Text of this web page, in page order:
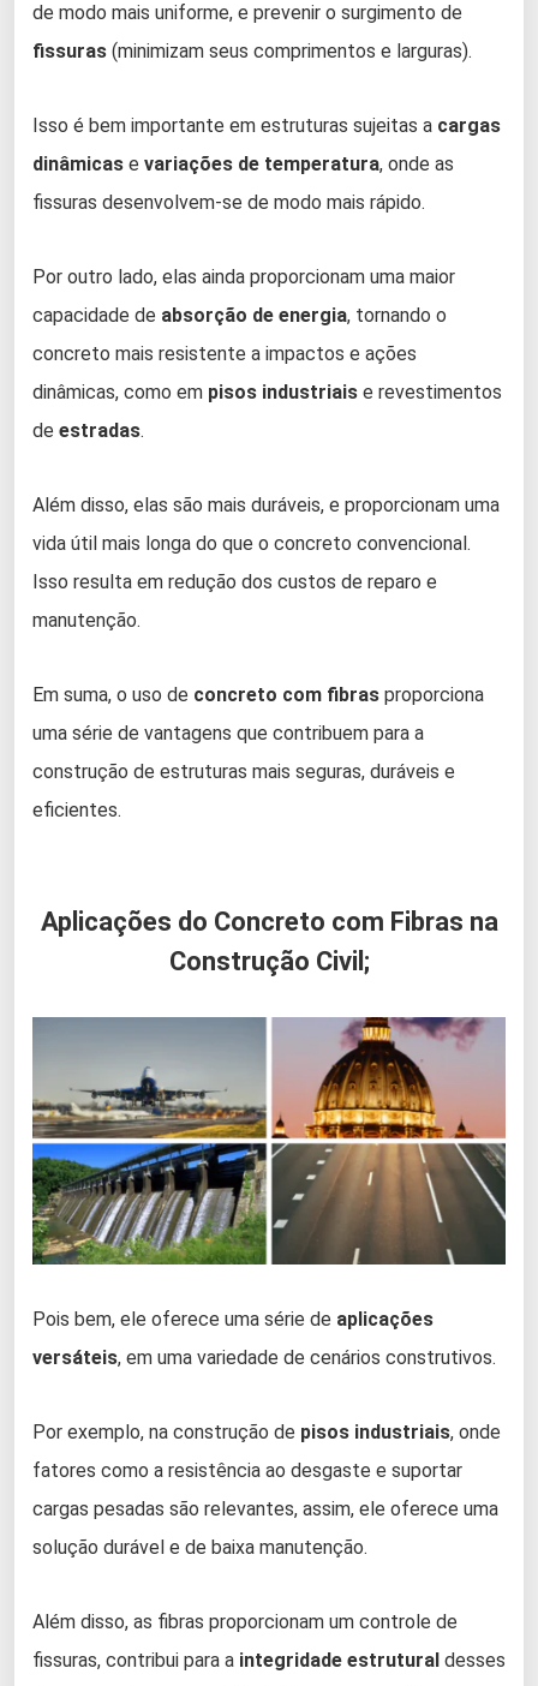
de modo mais uniforme, e prevenir o surgimento de
fissuras (minimizam seus comprimentos e larguras).
Isso é bem importante em estruturas sujeitas a cargas
dinâmicas e variações de temperatura, onde as
fissuras desenvolvem-se de modo mais rápido.
Por outro lado, elas ainda proporcionam uma maior
capacidade de absorção de energia, tornando o
concreto mais resistente a impactos e ações
dinâmicas, como em pisos industriais e revestimentos
de estradas.
Além disso, elas são mais duráveis, e proporcionam uma
vida útil mais longa do que o concreto convencional.
Isso resulta em redução dos custos de reparo e
manutenção.
Em suma, o uso de concreto com fibras proporciona
uma série de vantagens que contribuem para a
construção de estruturas mais seguras, duráveis e
eficientes.
Aplicações do Concreto com Fibras na
Construção Civil;
Pois bem, ele oferece uma série de aplicações
versáteis, em uma variedade de cenários construtivos.
Por exemplo, na construção de pisos industriais, onde
fatores como a resistência ao desgaste e suportar
cargas pesadas são relevantes, assim, ele oferece uma
solução durável e de baixa manutenção.
Além disso, as fibras proporcionam um controle de
fissuras, contribui para a integridade estrutural desses